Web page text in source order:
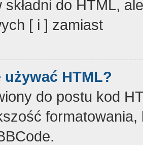
składni do HTML,
[ i ] zamiast
używać HTML?
do postu kod